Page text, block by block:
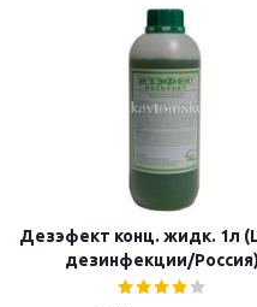
Дезэфект конц. жидк. 1л
дезинфекции/Россия)